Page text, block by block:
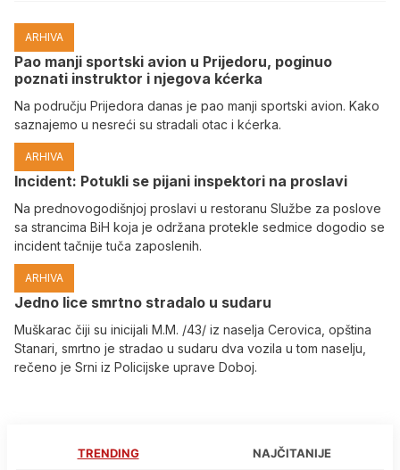
ARHIVA
Pao manji sportski avion u Prijedoru, poginuo
poznati instruktor i njegova kćerka
Na području Prijedora danas je pao manji sportski avion. Kako
saznajemo u nesreći su stradali otac i kćerka.
ARHIVA
Incident: Potukli se pijani inspektori na proslavi
Na prednovogodišnjoj proslavi u restoranu Službe za poslove
sa strancima BiH koja je održana protekle sedmice dogodio se
incident tačnije tuča zaposlenih.
ARHIVA
Јedno lice smrtno stradalo u sudaru
Muškarac čiji su inicijali M.M. /43/ iz naselja Cerovica, opština
Stanari, smrtno je stradao u sudaru dva vozila u tom naselju,
rečeno je Srni iz Policijske uprave Doboj.
TRENDING NAJČITANIJE